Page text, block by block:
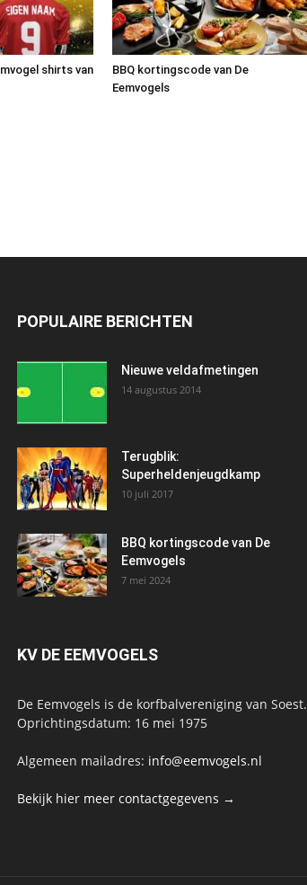
shirts van
BBQ kortingscode van De
Eemvogels
POPULAIRE BERICHTEN
Nieuwe veldafmetingen
14 augustus 2014
Terugblik:
Superheldenjeugdkamp
10 juli 2017
BBQ kortingscode van De
Eemvogels
7 mei 2024
KV DE EEMVOGELS
De Eemvogels is de korfbalvereniging van Soest.
Oprichtingsdatum: 16 mei 1975
Algemeen mailadres: info@eemvogels.nl
Bekijk hier meer contactgegevens →